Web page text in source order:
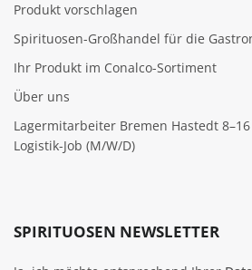
Produkt vorschlagen
Spirituosen-Großhandel für die
Ihr Produkt im Conalco-Sortiment
Über uns
Lagermitarbeiter Bremen Hastedt
Logistik-Job (M/W/D)
SPIRITUOSEN NEWSLETTER